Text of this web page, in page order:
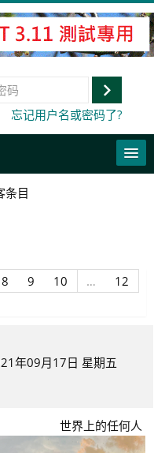
登
忘记用户名或密码了?
交
条目
8
8
9
9
10
10
… 12
12
年09月17日 星期五
世界上的任何人